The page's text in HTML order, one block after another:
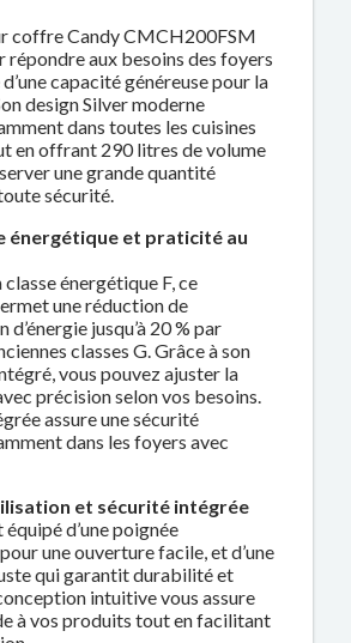
coffre Candy CMCH200FSM
répondre aux besoins des foyers
capacité généreuse pour la
design Silver moderne
dans toutes les cuisines
en offrant 290 litres de volume
une grande quantité
sécurité.
énergétique et praticité au
énergétique F, ce
une réduction de
jusqu’à 20 % par
classes G. Grâce à son
vous pouvez ajuster la
précision selon vos besoins.
assure une sécurité
dans les foyers avec
et sécurité intégrée
d’une poignée
une ouverture facile, et d’une
qui garantit durabilité et
intuitive vous assure
à vos produits tout en facilitant